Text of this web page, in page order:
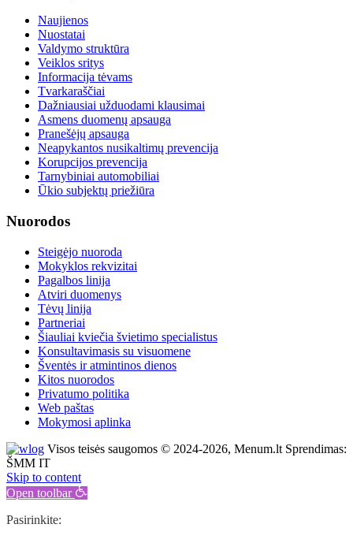
Naujienos
Nuostatai
Valdymo struktūra
Veiklos sritys
Informacija tėvams
Tvarkaraščiai
Dažniausiai užduodami klausimai
Asmens duomenų apsauga
Pranešėjų apsauga
Neapykantos nusikaltimų prevencija
Korupcijos prevencija
Tarnybiniai automobiliai
Ūkio subjektų priežiūra
Nuorodos
Steigėjo nuoroda
Mokyklos rekvizitai
Pagalbos linija
Atviri duomenys
Tėvų linija
Partneriai
Šiauliai kviečia švietimo specialistus
Konsultavimasis su visuomene
Šventės ir atmintinos dienos
Kitos nuorodos
Privatumo politika
Web paštas
Mokymosi aplinka
Visos teisės saugomos © 2024-2026, Menum.lt Sprendimas:
ŠMM IT
Skip to content
Open toolbar
Pasirinkite: